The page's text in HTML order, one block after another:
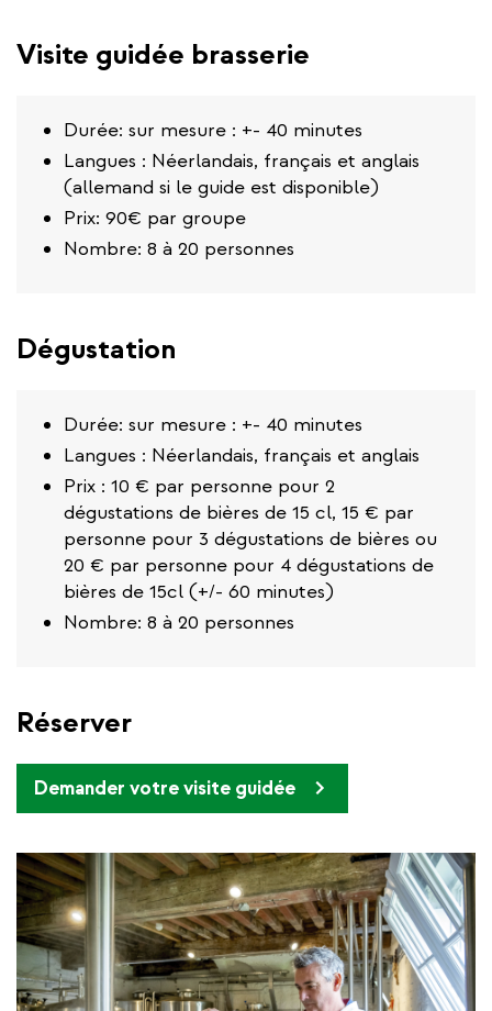
Visite guidée brasserie
Durée: sur mesure : +- 40 minutes
Langues : Néerlandais, français et anglais
(allemand si le guide est disponible)
Prix: 90€ par groupe
Nombre: 8 à 20 personnes
Dégustation
Durée: sur mesure : +- 40 minutes
Langues : Néerlandais, français et anglais
Prix : 10 € par personne pour 2
dégustations de bières de 15 cl, 15 € par
personne pour 3 dégustations de bières ou
20 € par personne pour 4 dégustations de
bières de 15cl (+/- 60 minutes)
Nombre: 8 à 20 personnes
Réserver
Demander votre visite guidée